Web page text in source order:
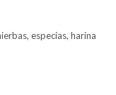
especias, harina